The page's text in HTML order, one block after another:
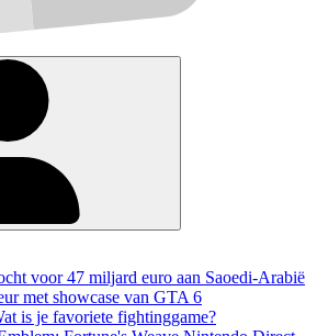
voor 47 miljard euro aan Saoedi-Arabië
met showcase van GTA 6
is je favoriete fightinggame?